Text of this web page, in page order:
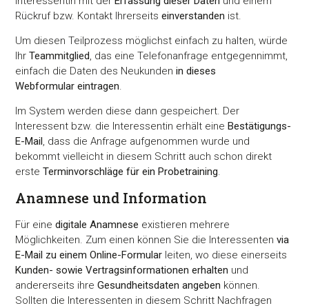
Rückruf bzw. Kontakt Ihrerseitseinverstanden ist.
Um diesen Teilprozess möglichst einfach zu halten, würde
IhrTeammitglied, das eine Telefonanfrage entgegennimmt,
einfach die Daten des Neukundenin dieses
Webformular eintragen.
Im System werden diese dann gespeichert. Der
Interessent bzw. die Interessentin erhält eine Bestätigungs-
E-Mail , dass die Anfrage aufgenommen wurde und
bekommt vielleicht in diesem Schritt auch schon direkt
ersteTerminvorschläge für ein Probetraining.
Anamnese und Information
Für einedigitale Anamnese existieren mehrere
Möglichkeiten. Zum einen können Sie die Interessentenvia
E-Mail zu einem Online-Formular leiten, wo diese einerseits
Kunden- sowie Vertragsinformationen erhalten und
andererseits ihreGesundheitsdaten angeben können.
Sollten die Interessenten in diesem Schritt Nachfragen